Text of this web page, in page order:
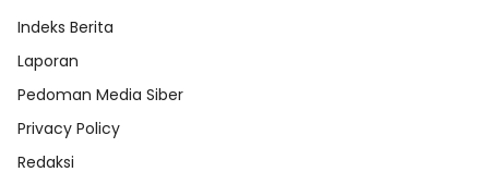
Indeks Berita
Laporan
Pedoman Media Siber
Privacy Policy
Redaksi